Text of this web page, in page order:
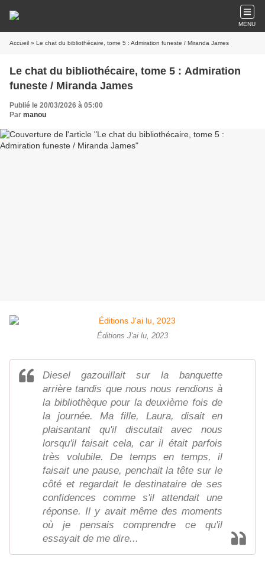
MENU
Accueil » Le chat du bibliothécaire, tome 5 : Admiration funeste / Miranda James
Le chat du bibliothécaire, tome 5 : Admiration
funeste / Miranda James
Publié le 20/03/2026 à 05:00
Par manou
Éditions J'ai lu, 2023
Diesel gazouillait sur la banquette
arrière tandis que nous nous rendions à
la bibliothèque pour la deuxième fois de
la journée. Ma fille, Laura, disait en
plaisantant qu'il discutait avec nous
lorsqu'il faisait cela, car il était parfois
très volubile. De temps en temps, il
faisait une pause, penchait la tête sur le
côté et regardait le destinataire de ses
confidences comme s'il attendait une
réponse. Il y avait même des moments
où je pensais comprendre ce qu'il
essayait de me dire...